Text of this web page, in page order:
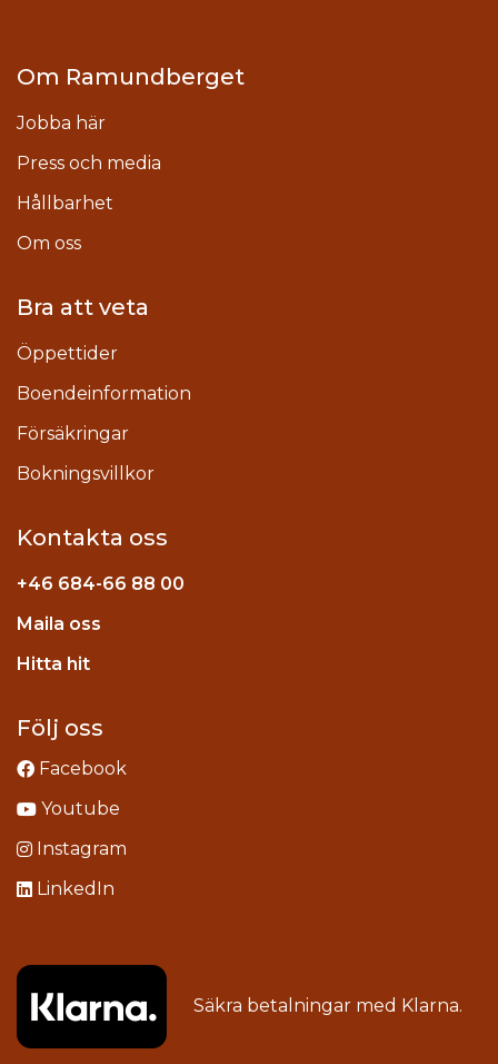
Om Ramundberget
Jobba här
Press och media
Hållbarhet
Om oss
Bra att veta
Öppettider
Boendeinformation
Försäkringar
Bokningsvillkor
Kontakta oss
+46 684-66 88 00
Maila oss
Hitta hitstagram
Följ oss
Facebook
Youtube
Instagram
LinkedIn
Säkra betalningar med Klarna.